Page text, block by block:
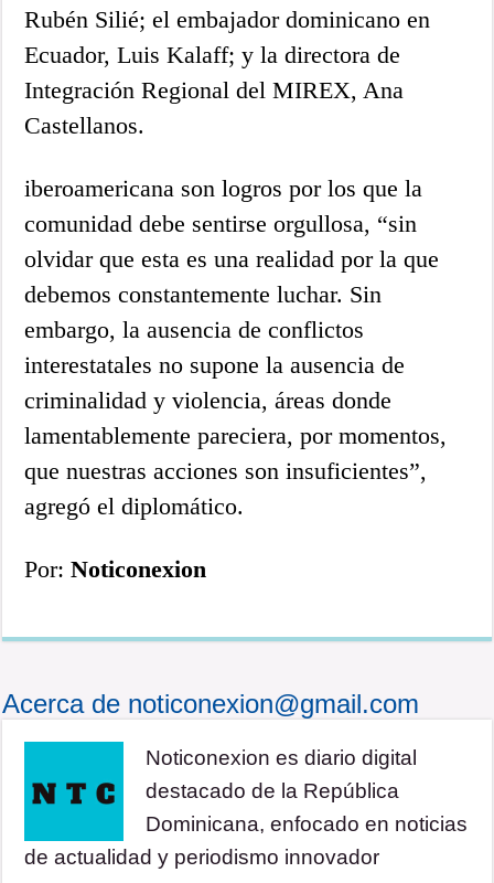
Rubén Silié; el embajador dominicano en
Ecuador, Luis Kalaff; y la directora de
Integración Regional del MIREX, Ana
Castellanos.
iberoamericana son logros por los que la
comunidad debe sentirse orgullosa, “sin
olvidar que esta es una realidad por la que
debemos constantemente luchar. Sin
embargo, la ausencia de conflictos
interestatales no supone la ausencia de
criminalidad y violencia, áreas donde
lamentablemente pareciera, por momentos,
que nuestras acciones son insuficientes”,
agregó el diplomático.
Por:Noticonexion
Acerca de noticonexion@gmail.com
Noticonexion es diario digital
destacado de la República
Dominicana, enfocado en noticias
de actualidad y periodismo innovador